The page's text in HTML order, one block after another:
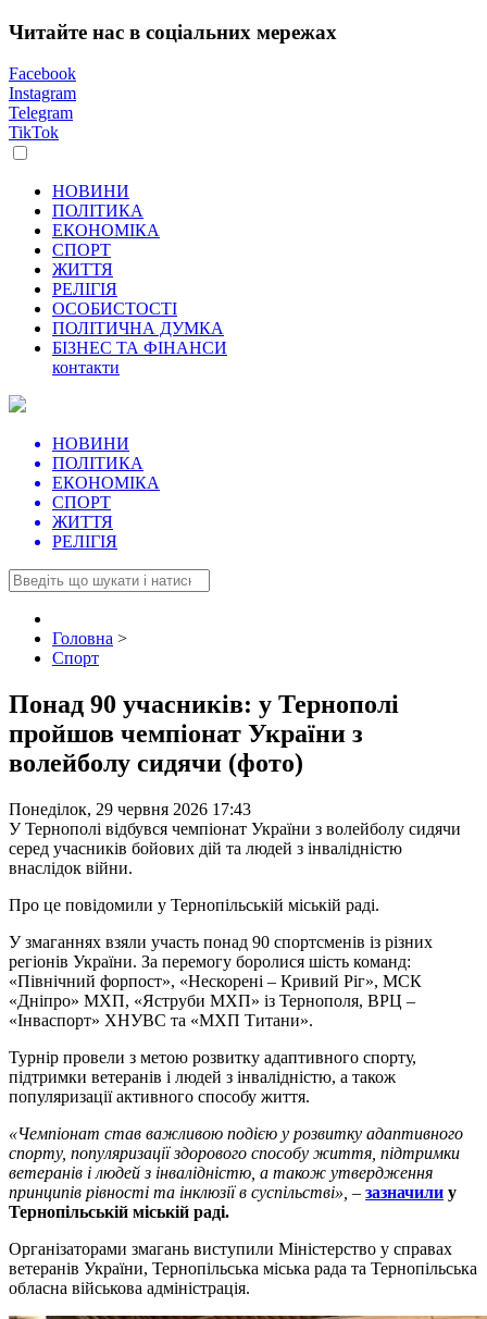
Читайте нас в соціальних мережах
Facebook
Instagram
Telegram
TikTok
НОВИНИ
ПОЛІТИКА
ЕКОНОМІКА
СПОРТ
ЖИТТЯ
РЕЛІГІЯ
ОСОБИСТОСТІ
ПОЛІТИЧНА ДУМКА
БІЗНЕС ТА ФІНАНСИ
контакти
НОВИНИ
ПОЛІТИКА
ЕКОНОМІКА
СПОРТ
ЖИТТЯ
РЕЛІГІЯ
Головна >
Спорт
Понад 90 учасників: у Тернополі
пройшов чемпіонат України з
волейболу сидячи (фото)
Понеділок, 29 червня 2026 17:43
У Тернополі відбувся чемпіонат України з волейболу сидячи
серед учасників бойових дій та людей з інвалідністю
внаслідок війни.
Про це повідомили у Тернопільській міській раді.
У змаганнях взяли участь понад 90 спортсменів із різних
регіонів України. За перемогу боролися шість команд:
«Північний форпост», «Нескорені – Кривий Ріг», МСК
«Дніпро» МХП, «Яструби МХП» із Тернополя, ВРЦ –
«Інваспорт» ХНУВС та «МХП Титани».
Турнір провели з метою розвитку адаптивного спорту,
підтримки ветеранів і людей з інвалідністю, а також
популяризації активного способу життя.
«Чемпіонат став важливою подією у розвитку адаптивного
спорту, популяризації здорового способу життя, підтримки
ветеранів і людей з інвалідністю, а також утвердження
принципів рівності та інклюзії в суспільстві», – зазначили у
Тернопільській міській раді.
Організаторами змагань виступили Міністерство у справах
ветеранів України, Тернопільська міська рада та Тернопільська
обласна військова адміністрація.